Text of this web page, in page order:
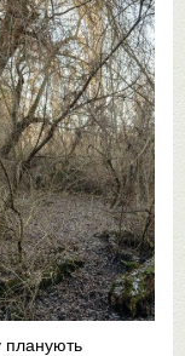
планують